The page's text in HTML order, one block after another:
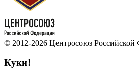
© 2012-2026 Центросоюз Российской
Куки!